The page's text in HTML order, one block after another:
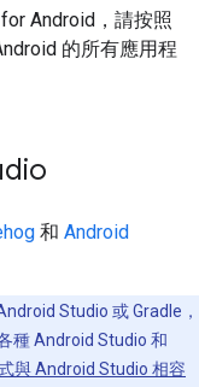
Android，請按照
的所有應用程
和 Android
Studio 或 Gradle，
種 Android Studio 和
與 Android Studio 相容